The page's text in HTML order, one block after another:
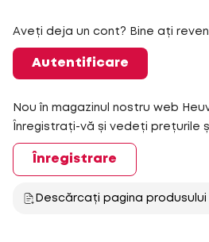
Aveți deja un cont? Bine ați
Autentificare
Nou în magazinul nostru web
Înregistrați-vă și vedeți prețurile
Înregistrare
Descărcați pagina produsului